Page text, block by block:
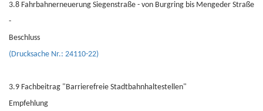
3.8 Fahrbahnerneuerung Siegenstraße - von Burgring bis Mengeder Straße
-
Beschluss
(Drucksache Nr.: 24110-22)
3.9 Fachbeitrag "Barrierefreie Stadtbahnhaltestellen"
Empfehlung